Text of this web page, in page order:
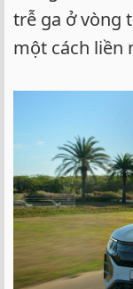
trễ ga ở vòng
một cách liền